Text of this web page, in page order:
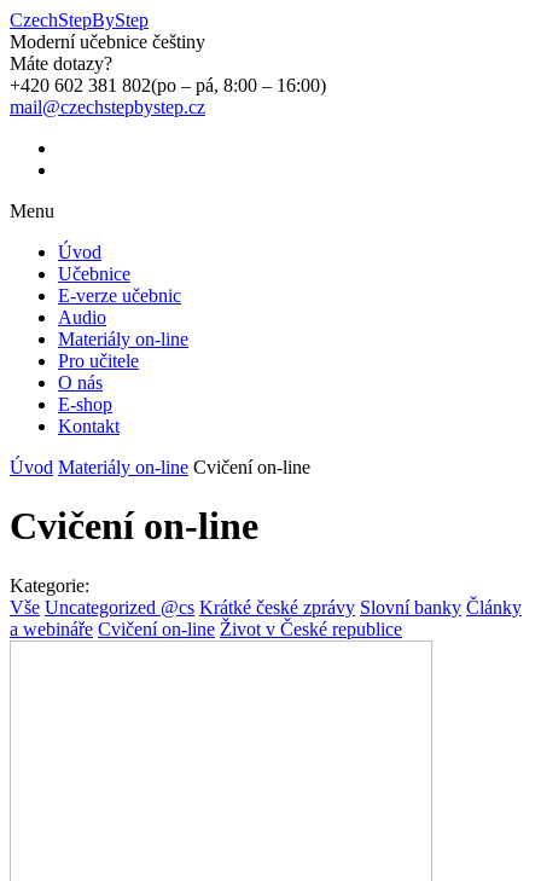
CzechStepByStep
Moderní učebnice češtiny
Máte dotazy?
+420 602 381 802(po – pá, 8:00 – 16:00)
mail@czechstepbystep.cz
Menu
Úvod
Učebnice
E-verze učebnic
Audio
Materiály on-line
Pro učitele
O nás
E-shop
Kontakt
Úvod Materiály on-line Cvičení on-line
Cvičení on-line
Kategorie:
Vše Uncategorized @cs Krátké české zprávy Slovní banky Články
a webináře Cvičení on-line Život v České republice